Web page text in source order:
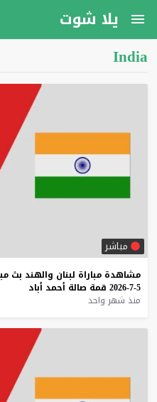
يلا شوت
India
مباشر
مشاهدة مباراة لبنان والهند بث
5-7-2026
قمة صالة أحمد أباد
منذ شهر واحد